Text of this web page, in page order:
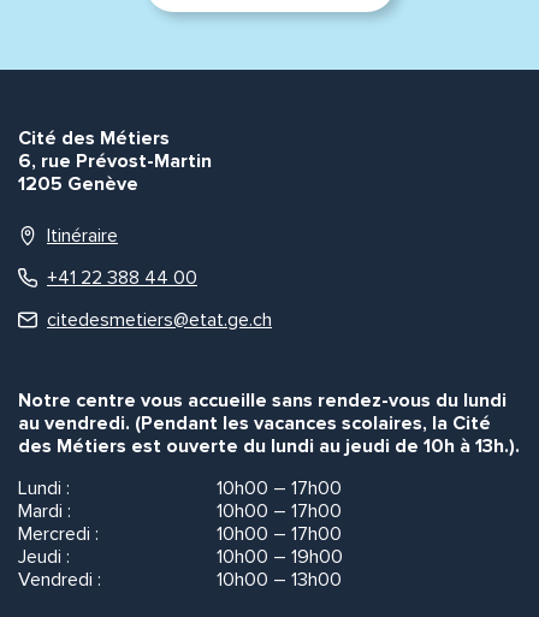
Cité des Métiers
6, rue Prévost-Martin
1205 Genève
Itinéraire
+41 22 388 44 00
citedesmetiers@etat.ge.ch
Notre centre vous accueille sans rendez-vous du lundi
au vendredi. (Pendant les vacances scolaires, la Cité
des Métiers est ouverte du lundi au jeudi de 10h à 13h.).
Lundi :
10h00 – 17h00
Mardi :
10h00 – 17h00
Mercredi :
10h00 – 17h00
Jeudi :
10h00 – 19h00
Vendredi :
10h00 – 13h00
Envoyer
Envoyer